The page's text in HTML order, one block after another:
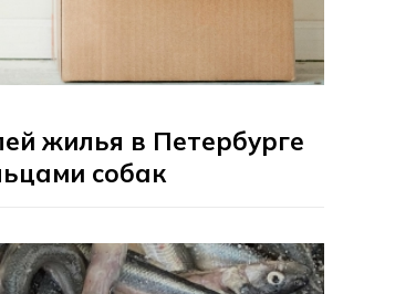
жилья в Петербурге
собак